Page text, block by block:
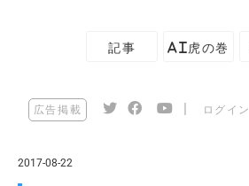
記事 AI虎の巻
広告掲載 ログイン
2017-08-22